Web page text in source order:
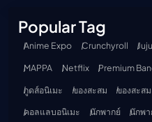
Popular Tag
Anime Expo Crunchyroll
MAPPA
Netflix Premium
กูดส์อนิเมะ
ของสะสม ของสะส
คอลแลบอนิเมะ
นักพากย์ นักพา